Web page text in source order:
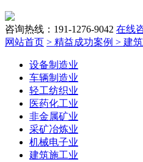
咨询热线：191-1276-9042 在线
网站首页 > 精益成功案例 > 建
设备制造业
车辆制造业
轻工纺织业
医药化工业
非金属矿业
采矿冶炼业
机械电子业
建筑施工业